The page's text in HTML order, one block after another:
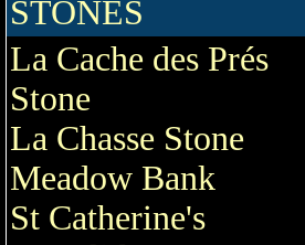
STONES
La Cache des Prés
Stone
La Chasse Stone
Meadow Bank
St Catherine's